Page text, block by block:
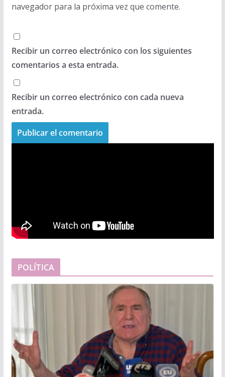
navegador para la próxima vez que comente.
Recibir un correo electrónico con los siguientes
comentarios a esta entrada.
Recibir un correo electrónico con cada nueva
entrada.
POLÍTICA